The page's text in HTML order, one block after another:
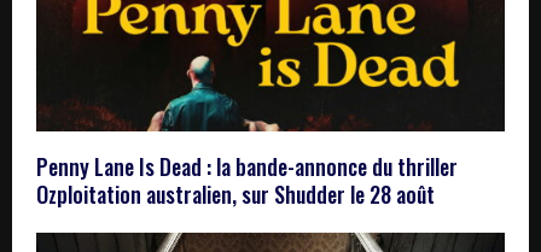
Penny Lane Is Dead : la bande-annonce du thriller
Ozploitation australien, sur Shudder le 28 août